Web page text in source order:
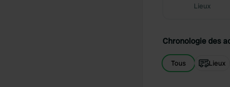
Lieux
Chronologie des
Tous Lieux